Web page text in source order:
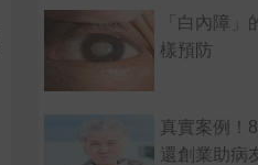
「白內障
樣預防
真實案例！
還創業助病